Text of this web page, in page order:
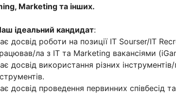
Marketing та інших.
ідеальний кандидат:
досвід роботи на позиції IT Sourser/IT
ла з IT та Marketing вакансіями
досвід використання різних
досвід проведення первинних співбесід